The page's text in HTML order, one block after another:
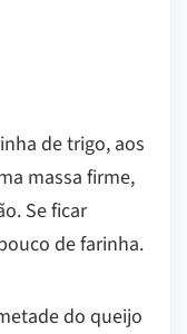
de trigo, aos
massa firme,
Se ficar
de farinha.
do queijo